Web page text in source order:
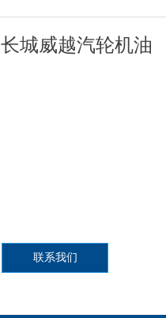
长城威越汽轮机油
联系我们